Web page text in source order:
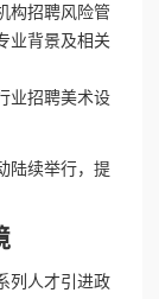
构招聘风险管
业背景及相关
业招聘美术设
陆续举行，提
列人才引进政